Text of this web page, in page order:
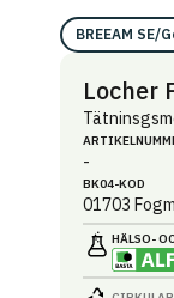
BREEAM SE/
Locher
-
BK04-KOD
01703
HÄLSO-